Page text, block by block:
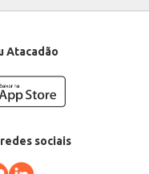
Atacadão
sociais